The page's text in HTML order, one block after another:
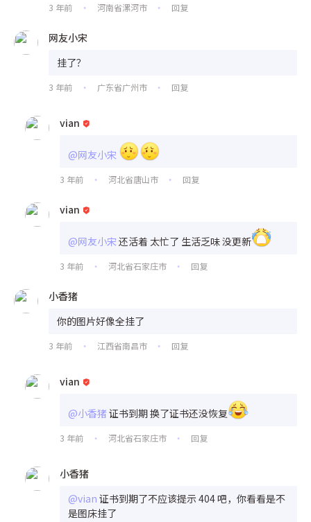
3 年前 • 河南省漯河市 • 回复
网友小宋
挂了？
3 年前 • 广东省广州市 • 回复
vian
@网友小宋
3 年前 • 河北省唐山市 • 回复
vian
@网友小宋 还活着 太忙了 生活乏味 没更新
3 年前 • 河北省石家庄市 • 回复
小香猪
你的图片好像全挂了
3 年前 • 江西省南昌市 • 回复
vian
@小香猪证书到期 换了证书还没恢复
3 年前 • 河北省石家庄市 • 回复
小香猪
@vian 证书到期了不应该提示 404 吧，你看看是不
是图床挂了